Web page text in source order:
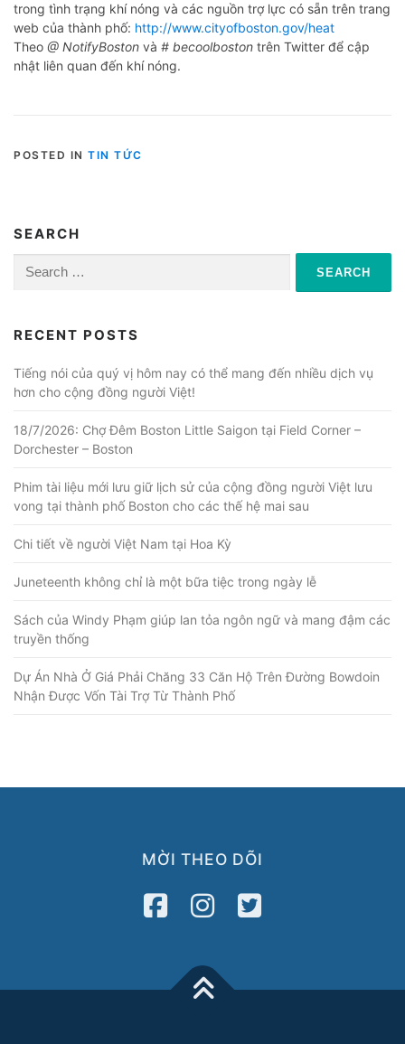
trong tình trạng khí nóng và các nguồn trợ lực có sẵn trên trang
web của thành phố: http://www.cityofboston.gov/heat
Theo @ NotifyBoston và # becoolboston trên Twitter để cập
nhật liên quan đến khí nóng.
POSTED IN TIN TỨC
SEARCH
Search
for:
RECENT POSTS
Tiếng nói của quý vị hôm nay có thể mang đến nhiều dịch vụ
hơn cho cộng đồng người Việt!
18/7/2026: Chợ Đêm Boston Little Saigon tại Field Corner –
Dorchester – Boston
Phim tài liệu mới lưu giữ lịch sử của cộng đồng người Việt lưu
vong tại thành phố Boston cho các thế hệ mai sau
Chi tiết về người Việt Nam tại Hoa Kỳ
Juneteenth không chỉ là một bữa tiệc trong ngày lễ
Sách của Windy Phạm giúp lan tỏa ngôn ngữ và mang đậm các
truyền thống
Dự Án Nhà Ở Giá Phải Chăng 33 Căn Hộ Trên Đường Bowdoin
Nhận Được Vốn Tài Trợ Từ Thành Phố
MỜI THEO DÕI